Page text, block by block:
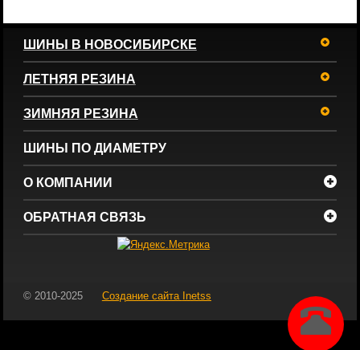
ШИНЫ В НОВОСИБИРСКЕ
ЛЕТНЯЯ РЕЗИНА
ЗИМНЯЯ РЕЗИНА
ШИНЫ ПО ДИАМЕТРУ
О КОМПАНИИ
ОБРАТНАЯ СВЯЗЬ
© 2010-2025 Создание сайта Inetss